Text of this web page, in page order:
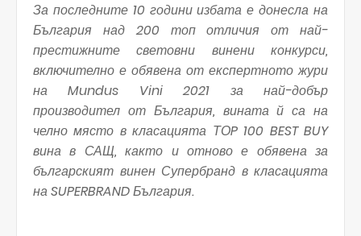
За последните 10 години избата е донесла на
България над 200 топ отличия от най-
престижните световни винени конкурси,
включително е обявена от експертното жури
наMundus Vini2021 за най-добър
производител от България, вината й са на
челно място в класацията ТОP 100 BEST BUY
вина в САЩ, както и отново е обявена за
българският винен Супербранд в класацията
наSUPERBRANDБългария.